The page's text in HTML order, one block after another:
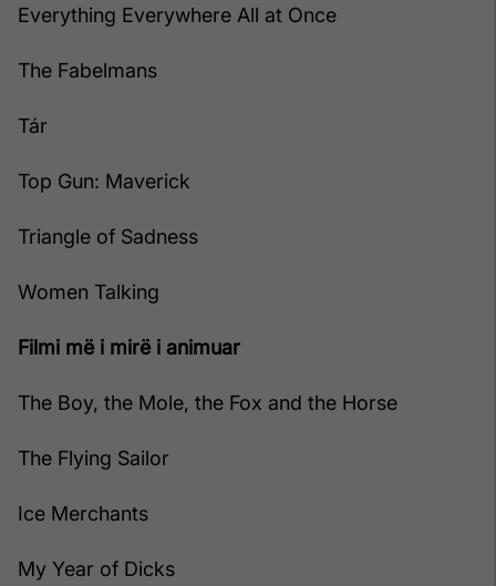
Everything Everywhere All at Once
The Fabelmans
Tár
Top Gun: Maverick
Triangle of Sadness
Women Talking
Filmi më i mirë i animuar
The Boy, the Mole, the Fox and the Horse
The Flying Sailor
Ice Merchants
My Year of Dicks